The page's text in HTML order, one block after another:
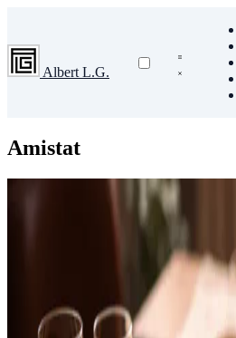
Albert L.G.
Amistat
El valor de la sobretaula: on
Hi ha idees que no neixen en una
quan baixa el ritme i puja la confiança: